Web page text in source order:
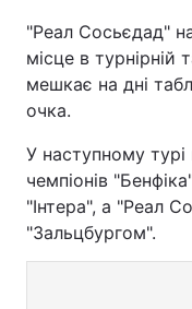
"Реал Сосьєдад"
місце в турнірній
мешкає на дні
очка.
У наступному турі
чемпіонів
"Інтера", а "Реал
"Зальцбургом".